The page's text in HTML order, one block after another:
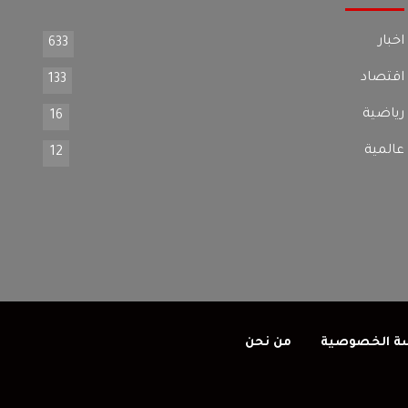
اخبار 633
اقتصاد 133
رياضية 16
عالمية 12
الخصوصية من نحن